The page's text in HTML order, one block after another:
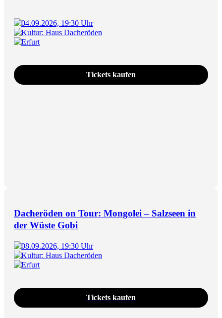
04.09.2026, 19:30 Uhr
Kultur: Haus Dacheröden
Erfurt
Tickets kaufen
Dacheröden on Tour: Mongolei – Salzseen in
der Wüste Gobi
08.09.2026, 19:30 Uhr
Kultur: Haus Dacheröden
Erfurt
Tickets kaufen